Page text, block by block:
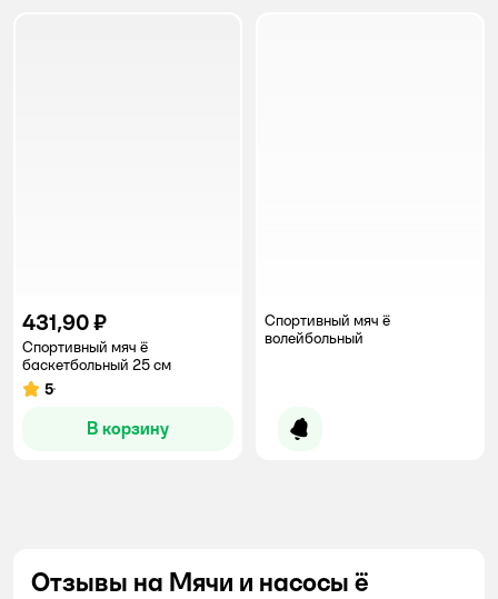
431,90 ₽
Спортивный мяч ё
баскетбольный 25 см
Рейтинг:
5
В корзину
Спортивный мяч ё
волейбольный
Уведомить о появлении
Отзывы на Мячи и насосы ё